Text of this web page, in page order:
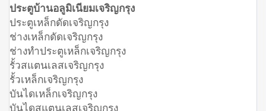
ประตูบ้านอลูมิเนียมเจริญกรุง
ประตูเหล็กดัดเจริญกรุง
ช่างเหล็กดัดเจริญกรุง
ช่างทำประตูเหล็กเจริญกรุง
รั้วสแตนเลสเจริญกรุง
รั้วเหล็กเจริญกรุง
บันไดเหล็กเจริญกรุง
บันไดสแตนเลสเจริญกรุง